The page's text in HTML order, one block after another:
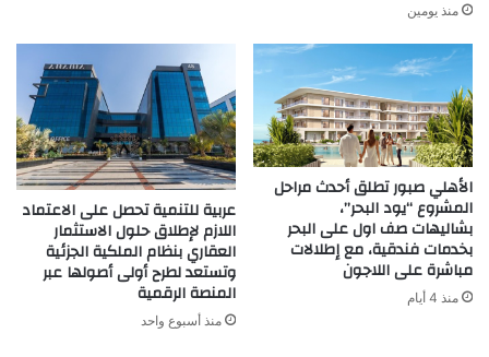
منذ يومين
الأهلي صبور تطلق أحدث مراحل
المشروع “يود البحر”،
بشاليهات صف اول على البحر
بخدمات فندقية، مع إطلالات
مباشرة على اللاجون
منذ 4 أيام
عربية للتنمية تحصل على الاعتماد
اللازم لإطلاق حلول الاستثمار
العقاري بنظام الملكية الجزئية
وتستعد لطرح أولى أصولها عبر
المنصة الرقمية
منذ أسبوع واحد